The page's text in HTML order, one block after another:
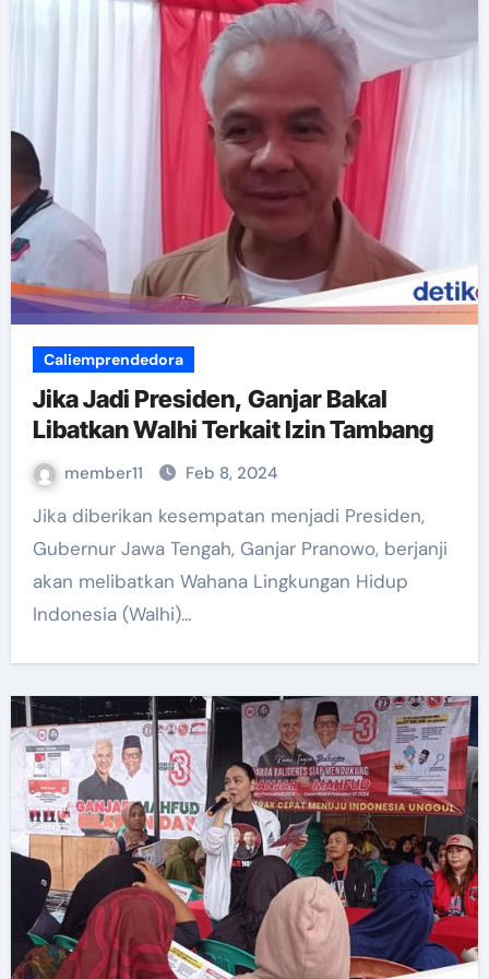
Caliemprendedora
Jika Jadi Presiden, Ganjar Bakal
Libatkan Walhi Terkait Izin Tambang
member11 Feb 8, 2024
Jika diberikan kesempatan menjadi Presiden,
Gubernur Jawa Tengah, Ganjar Pranowo, berjanji
akan melibatkan Wahana Lingkungan Hidup
Indonesia (Walhi)…